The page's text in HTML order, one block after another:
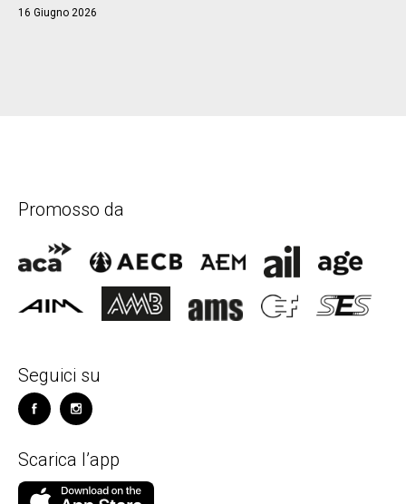
16 Giugno 2026
Promosso da
Seguici su
Scarica l’app